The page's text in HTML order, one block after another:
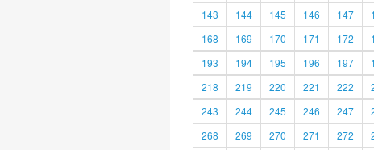
143
144 145 146 147
168
169 170 171 172
193
194 195 196 197
218
219 220 221 222
243
244 245 246 247
268
269 270 271 272